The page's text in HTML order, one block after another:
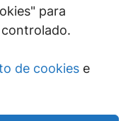
para
de cookies e